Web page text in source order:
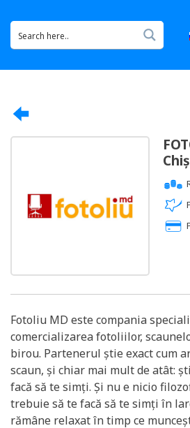
Fotoliu MD este compania
comercializarea fotoliilor,
birou. Partenerul știe exact cum
scaun, și chiar mai mult de atât:
facă să te simți. Și nu e nicio
trebuie să te facă să te simți în
rămâne relaxat în timp ce